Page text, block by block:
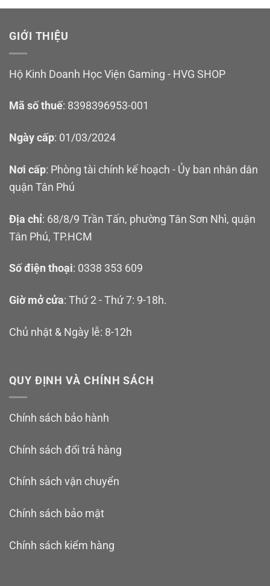
GIỚI THIỆU
Hộ Kinh Doanh Học Viện Gaming - HVG SHOP
Mã số thuế: 8398396953-001
Ngày cấp: 01/03/2024
Nơi cấp: Phòng tài chính kế hoạch - Ủy ban nhân dân
quận Tân Phú
Địa chỉ: 68/8/9 Trần Tấn, phường Tân Sơn Nhì, quận
Tân Phú, TP.HCM
Số điện thoại: 0338 353 609
Giờ mở cửa: Thứ 2 - Thứ 7: 9-18h.
Chủ nhật & Ngày lễ: 8-12h
QUY ĐỊNH VÀ CHÍNH SÁCH
Chính sách bảo hành
Chính sách đổi trả hàng
Chính sách vận chuyển
Chính sách bảo mật
Chính sách kiểm hàng